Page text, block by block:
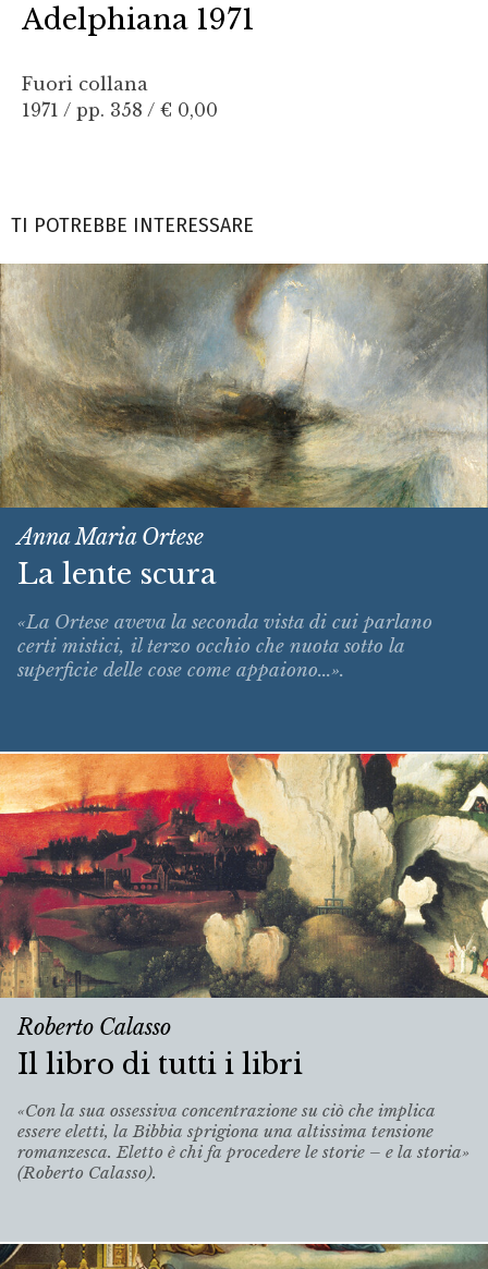
Adelphiana 1971
Fuori collana
1971 / pp. 358 / € 0,00
TI POTREBBE INTERESSARE
Anna Maria Ortese
La lente scura
«La Ortese aveva la seconda vista di cui parlano
certi mistici, il terzo occhio che nuota sotto la
superficie delle cose come appaiono...».
Roberto Calasso
Il libro di tutti i libri
«Con la sua ossessiva concentrazione su ciò che implica
essere eletti, la Bibbia sprigiona una altissima tensione
romanzesca. Eletto è chi fa procedere le storie – e la storia»
(Roberto Calasso).